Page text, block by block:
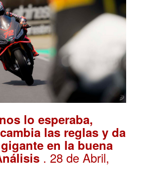
lo esperaba,
las reglas y da
en la buena
. 28 de Abril,